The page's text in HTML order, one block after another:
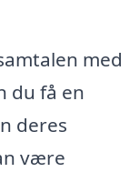
med
du få en
deres
være